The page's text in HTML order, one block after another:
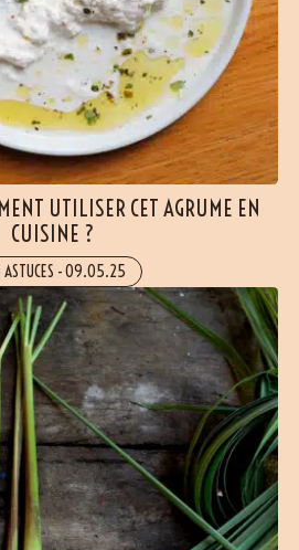
UTILISER CET AGRUME EN
CUISINE ?
-09.05.25